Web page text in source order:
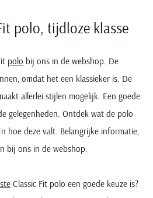
polo, tijdloze klasse
polo bij ons in de webshop. De
omdat het een klassieker is. De
allerlei stijlen mogelijk. Een goede
gelegenheden. Ontdek wat de polo
hoe deze valt. Belangrijke informatie,
bij ons in de webshop.
Classic Fit polo een goede keuze is?